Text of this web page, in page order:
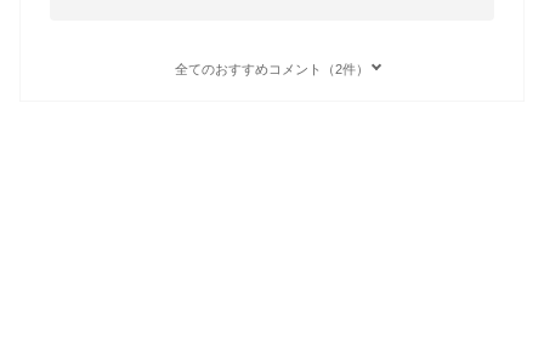
全てのおすすめコメント（2件）